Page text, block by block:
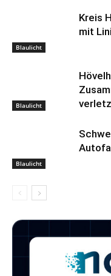
Blaulicht
Kreis
mit
Blaulicht
Blaulicht